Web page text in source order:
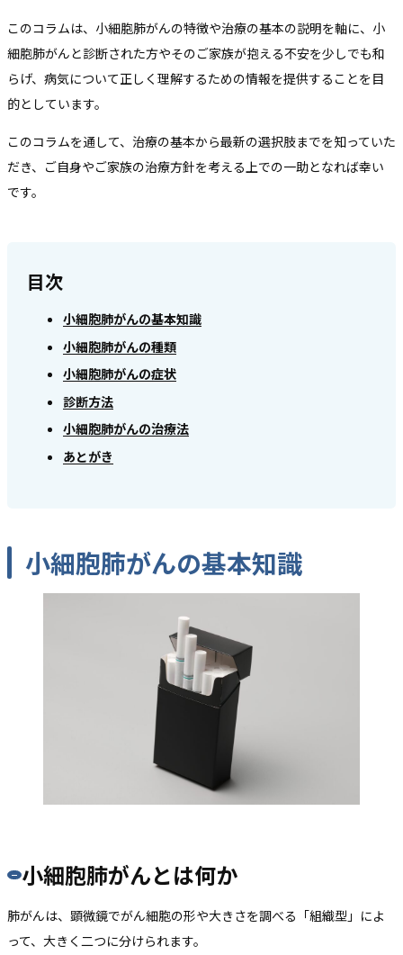
このコラムは、小細胞肺がんの特徴や治療の基本の説明を軸に、小
細胞肺がんと診断された方やそのご家族が抱える不安を少しでも和
らげ、病気について正しく理解するための情報を提供することを目
的としています。
このコラムを通して、治療の基本から最新の選択肢までを知っていた
だき、ご自身やご家族の治療方針を考える上での一助となれば幸い
です。
目次
小細胞肺がんの基本知識
小細胞肺がんの種類
小細胞肺がんの症状
診断方法
小細胞肺がんの治療法
あとがき
小細胞肺がんの基本知識
小細胞肺がんとは何か
肺がんは、顕微鏡でがん細胞の形や大きさを調べる「組織型」によ
って、大きく二つに分けられます。